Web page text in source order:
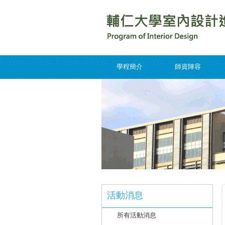
學程簡介 師資陣容
活動消息
所有活動消息